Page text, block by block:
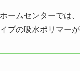
ホームセンターでは
イプの吸水ポリマー